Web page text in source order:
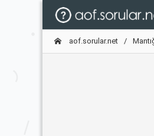
aof.sorular.net